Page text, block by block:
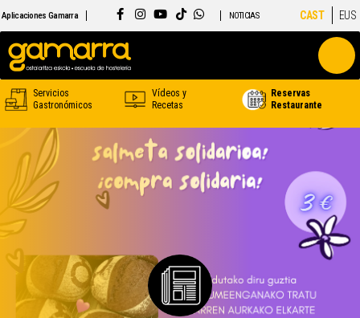
Aplicaciones Gamarra NOTICIAS CAST EUS
Servicios
Gastronómicos
Vídeos y
Recetas
Reservas
Restaurante